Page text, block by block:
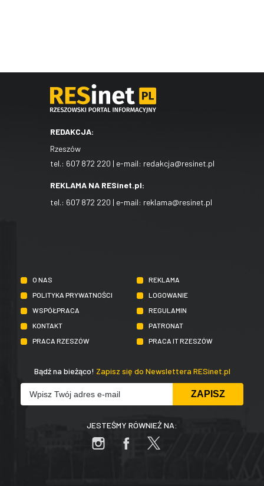
REDAKCJA:
Rzeszów
tel.: 607 872 220 | e-mail: redakcja@resinet.pl
REKLAMA NA RESinet.pl:
tel.: 607 872 220 | e-mail: reklama@resinet.pl
O NAS
REKLAMA
POLITYKA PRYWATNOŚCI
LOGOWANIE
WSPÓŁPRACA
REGULAMIN
KONTAKT
PATRONAT
PRACA RZESZÓW
PRACA IT RZESZÓW
Bądź na bieżąco! Zapisz się do Newslettera RESinet.pl
JESTEŚMY RÓWNIEŻ NA: